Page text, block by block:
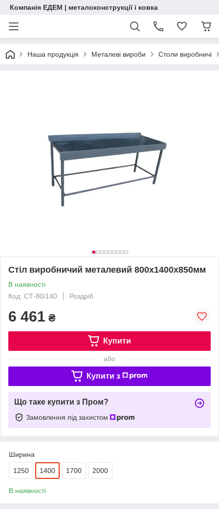
Компанія ЕДЕМ | металоконструкції і ковка
Наша продукція Металеві вироби Столи виробничі
Стіл виробничий металевий 800х1400х850мм
В наявності
Код: СТ-80/140
Роздріб
6 461 ₴
Купити
або
Купити з
Що таке купити з Пром?
Замовлення під захистом
Ширина
1250 1400 1700 2000
В наявності